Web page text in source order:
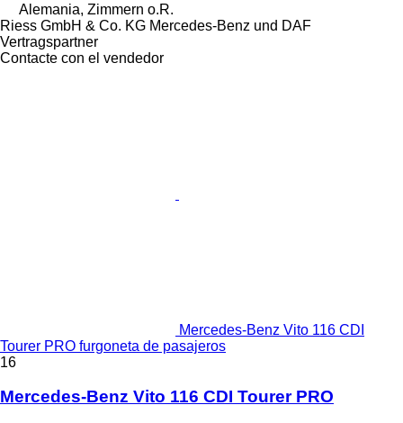
Alemania, Zimmern o.R.
Riess GmbH & Co. KG Mercedes-Benz und DAF
Vertragspartner
Contacte con el vendedor
Mercedes-Benz Vito 116 CDI
Tourer PRO furgoneta de pasajeros
16
Mercedes-Benz Vito 116 CDI Tourer PRO